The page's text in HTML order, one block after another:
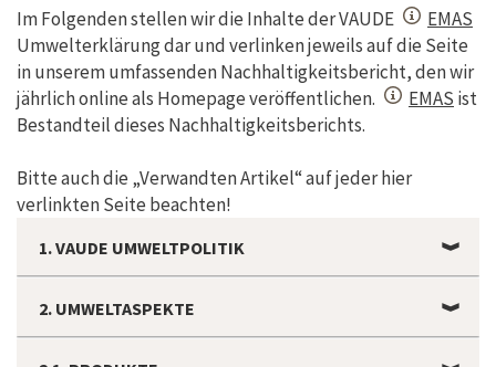
Im Folgenden stellen wir die Inhalte der VAUDE
EMAS
Umwelterklärung dar und verlinken jeweils auf die Seite
in unserem umfassenden Nachhaltigkeitsbericht, den wir
jährlich online als Homepage veröffentlichen.
EMAS ist
Bestandteil dieses Nachhaltigkeitsberichts.
Bitte auch die „Verwandten Artikel“ auf jeder hier
verlinkten Seite beachten!
1. VAUDE UMWELTPOLITIK
2. UMWELTASPEKTE